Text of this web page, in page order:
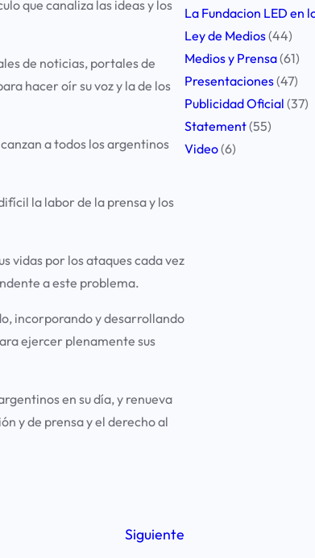
que canaliza las ideas y los
de noticias, portales de
hacer oír su voz y la de los
a todos los argentinos
la labor de la prensa y los
vidas por los ataques cada vez
a este problema.
incorporando y desarrollando
ejercer plenamente sus
en su día, y renueva
y de prensa y el derecho al
Siguiente
La Fundacion LED en
Ley de Medios(44)
Medios y Prensa(61)
Presentaciones(47)
Publicidad Oficial (37)
Statement(55)
Video(6)